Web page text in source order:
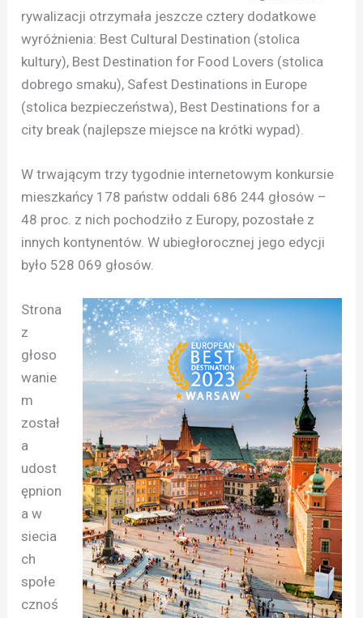
rywalizacji otrzymała jeszcze cztery dodatkowe
wyróżnienia: Best Cultural Destination (stolica
kultury), Best Destination for Food Lovers (stolica
dobrego smaku), Safest Destinations in Europe
(stolica bezpieczeństwa), Best Destinations for a
city break (najlepsze miejsce na krótki wypad).
W trwającym trzy tygodnie internetowym konkursie
mieszkańcy 178 państw oddali 686 244 głosów –
48 proc. z nich pochodziło z Europy, pozostałe z
innych kontynentów. W ubiegłorocznej jego edycji
było 528 069 głosów.
Strona
z
głoso
wanie
m
został
a
udost
ępnion
a w
siecia
ch
społe
cznoś